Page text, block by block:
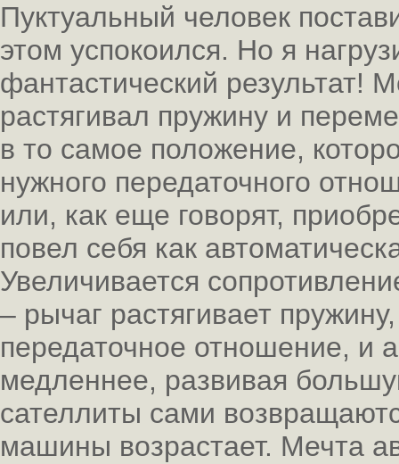
Пуктуальный человек
этом успокоился. Но я
фантастический результат!
растягивал пружину и
в то самое положение,
нужного передаточного
или, как еще говорят,
повел себя как
Увеличивается
– рычаг растягивает
передаточное отношение, и
медленнее, развивая
сателлиты сами
машины возрастает. Мечта